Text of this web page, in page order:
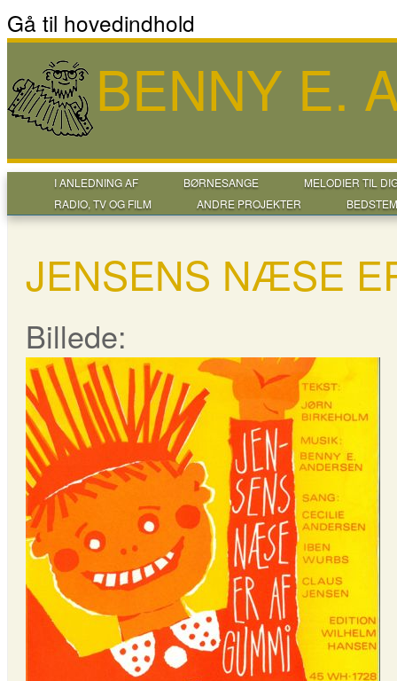
Gå til hovedindhold
BENNY E.
I ANLEDNING AF BØRNESANGE
MELODIER TIL
RADIO, TV OG FILM
ANDRE PROJEKTER
JENSENS NÆSE
Billede: